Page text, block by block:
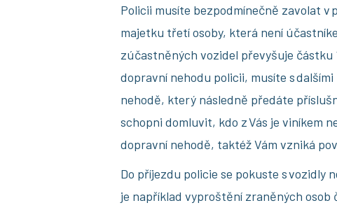
Policii musíte bezpodmínečně zavolat v
majetku třetí osoby, která není
zúčastněných vozidel převyšuje částku
dopravní nehodu policii, musíte s
nehodě, který následně předáte
schopni domluvit, kdo z Vás je viníkem
dopravní nehodě, taktéž Vám vzniká
Do příjezdu policie se pokuste s vozidly
je například vyproštění zraněných